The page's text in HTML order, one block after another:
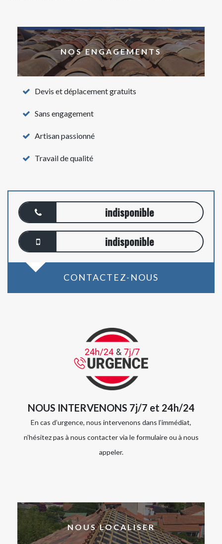
NOS ENGAGEMENTS
Devis et déplacement gratuits
Sans engagement
Artisan passionné
Travail de qualité
indisponible
indisponible
CONTACTEZ-NOUS
NOUS INTERVENONS 7j/7 et 24h/24
En cas d’urgence, nous intervenons dans l’immédiat,
n’hésitez pas à nous contacter via le formulaire ou à nous
appeler.
NOUS LOCALISER